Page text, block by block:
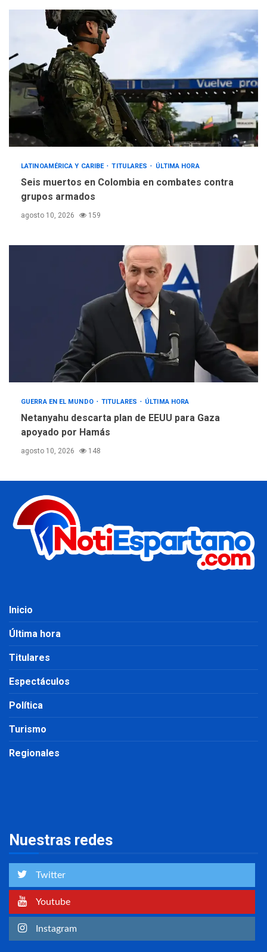
LATINOAMÉRICA Y CARIBE TITULARES ÚLTIMA HORA
Seis muertos en Colombia en combates contra
grupos armados
agosto 10, 2026 159
GUERRA EN EL MUNDO TITULARES ÚLTIMA HORA
Netanyahu descarta plan de EEUU para Gaza
apoyado por Hamás
agosto 10, 2026 148
Inicio
Última hora
Titulares
Espectáculos
Política
Turismo
Regionales
Nuestras redes
Twitter
Youtube
Instagram